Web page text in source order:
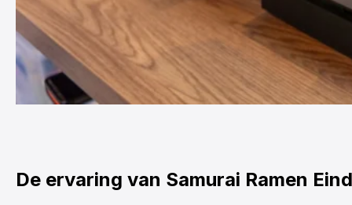
De ervaring van Samurai Ramen